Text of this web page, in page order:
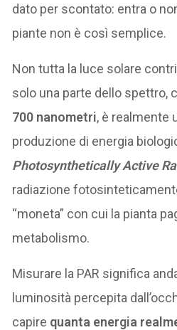
dato per scontato: entra o
piante non è così semplice.
Non tutta la luce solare
solo una parte dello spettro,
700 nanometri, è realmente
produzione di energia
Photosynthetically Active
radiazione
“moneta” con cui la pianta
metabolismo.
Misurare la PAR significa
luminosità percepita
capire quanta energia